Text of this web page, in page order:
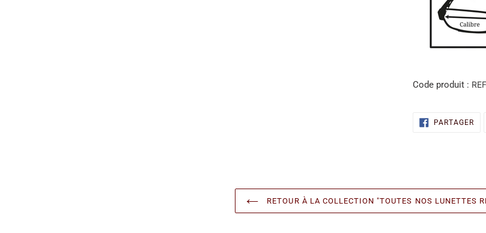
Code produit :
PARTAGER
RETOUR À LA COLLECTION "TOUTES NOS LUNETTES